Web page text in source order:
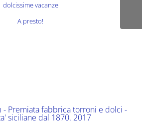
dolcissime vacanze
A presto!
Premiata fabbrica torroni e dolci -
siciliane dal 1870. 2017